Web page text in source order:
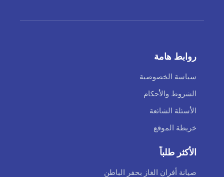
روابط هامة
سياسة الخصوصية
الشروط والأحكام
الأسئلة الشائعة
خريطة الموقع
الأكثر طلباً
صيانة أفران الغاز بحفر الباطن